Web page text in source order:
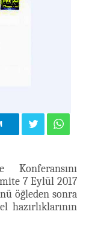
7 Eylül 2017
öğleden sonra
hazırlıklarının